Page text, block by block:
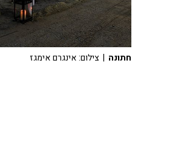
חתונה | צילום: אינגרם אימגז